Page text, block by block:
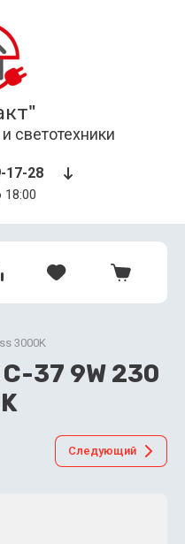
светотехники
17-28
3000K
37 9W 230
Следующий